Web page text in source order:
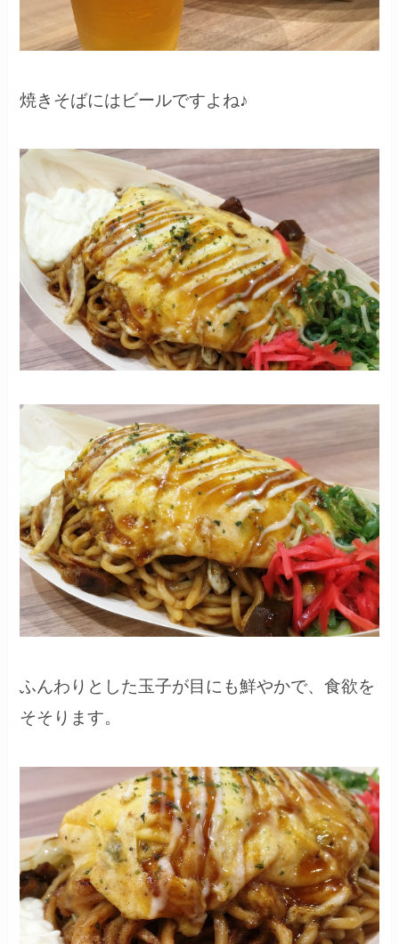
焼きそばにはビールですよね♪
ふんわりとした玉子が目にも鮮やかで、食欲を
そそります。